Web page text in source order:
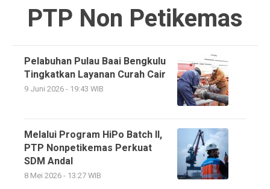
PTP Non Petikemas
Pelabuhan Pulau Baai Bengkulu
Tingkatkan Layanan Curah Cair
9 Juni 2026 - 19:43 WIB
Melalui Program HiPo Batch II,
PTP Nonpetikemas Perkuat
SDM Andal
8 Mei 2026 - 13:27 WIB